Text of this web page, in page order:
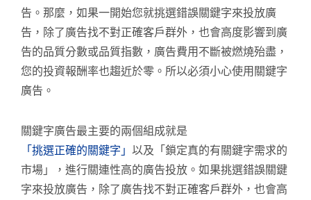
告。那麼，如果一開始您就挑選錯誤關鍵字來投放廣
告，除了廣告找不對正確客戶群外，也會高度影響到廣
告的品質分數或品質指數，廣告費用不斷被燃燒殆盡，
您的投資報酬率也趨近於零。所以必須小心使用關鍵字
廣告。
關鍵字廣告最主要的兩個組成就是
「挑選正確的關鍵字」 以及「鎖定真的有關鍵字需求的
市場」，進行關連性高的廣告投放。如果挑選錯誤關鍵
字來投放廣告，除了廣告找不對正確客戶群外，也會高